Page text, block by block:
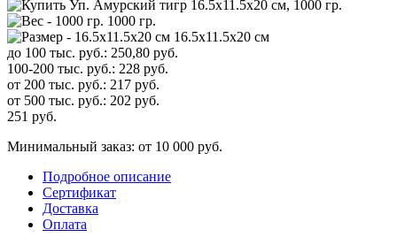
1000 гр.
16.5х11.5х20 см
до 100 тыс. руб.: 250,80 руб.
100-200 тыс. руб.: 228 руб.
от 200 тыс. руб.: 217 руб.
от 500 тыс. руб.: 202 руб.
251 руб.
Минимальный заказ: от 10 000 руб.
Подробное описание
Сертификат
Доставка
Оплата